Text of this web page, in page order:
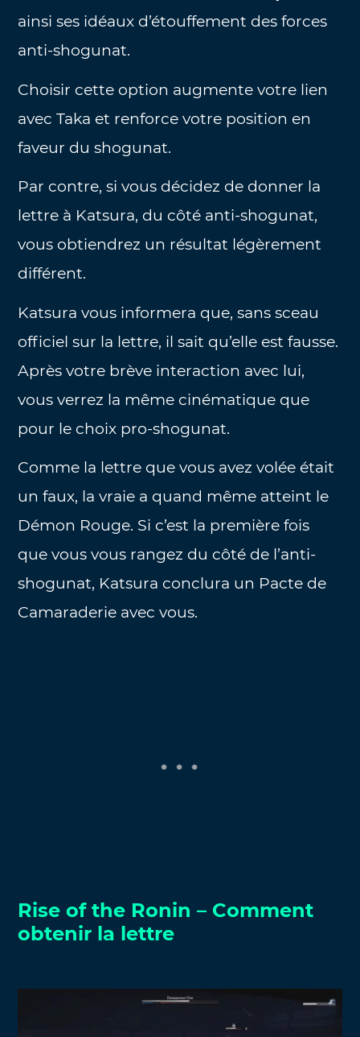
ainsi ses idéaux d’étouffement des forces
anti-shogunat.
Choisir cette option augmente votre lien
avec Taka et renforce votre position en
faveur du shogunat.
Par contre, si vous décidez de donner la
lettre à Katsura, du côté anti-shogunat,
vous obtiendrez un résultat légèrement
différent.
Katsura vous informera que, sans sceau
officiel sur la lettre, il sait qu’elle est fausse.
Après votre brève interaction avec lui,
vous verrez la même cinématique que
pour le choix pro-shogunat.
Comme la lettre que vous avez volée était
un faux, la vraie a quand même atteint le
Démon Rouge. Si c’est la première fois
que vous vous rangez du côté de l’anti-
shogunat, Katsura conclura un Pacte de
Camaraderie avec vous.
Rise of the Ronin – Comment
obtenir la lettre